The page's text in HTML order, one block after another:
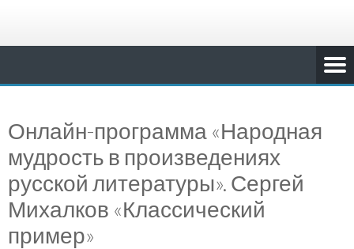
Онлайн-программа «Народная
мудрость в произведениях
русской литературы». Сергей
Михалков «Классический
пример»